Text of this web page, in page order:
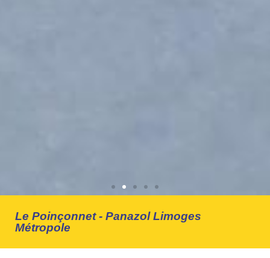
LES
Le Poinçonnet - Panazol Limoges
Métropole